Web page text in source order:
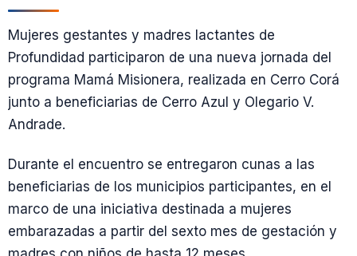
Mujeres gestantes y madres lactantes de
Profundidad participaron de una nueva jornada del
programa Mamá Misionera, realizada en Cerro Corá
junto a beneficiarias de Cerro Azul y Olegario V.
Andrade.
Durante el encuentro se entregaron cunas a las
beneficiarias de los municipios participantes, en el
marco de una iniciativa destinada a mujeres
embarazadas a partir del sexto mes de gestación y